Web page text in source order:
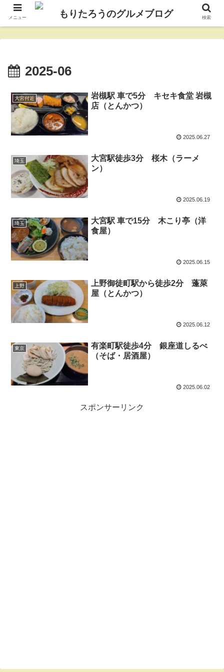
2025-06
大宮付近
岩槻駅 車で5分 キセキ食堂 岩槻
店（とんかつ）
2025.06.27
埼玉
大宮駅徒歩3分 桜木（ラーメ
ン）
2025.06.19
埼玉
大宮駅 車で15分 木こり亭（洋
食屋）
2025.06.15
上野
上野御徒町駅から徒歩2分 蓬萊
屋（とんかつ）
2025.06.12
東京
有楽町駅徒歩4分 銀座道しるべ
（そば・居酒屋）
2025.06.02
スポンサーリンク
メニュー 検索